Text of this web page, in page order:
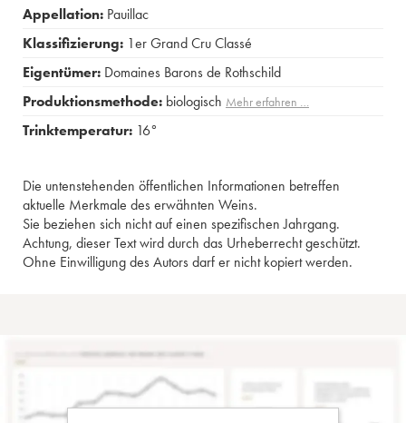
Appellation: Pauillac
Klassifizierung: 1er Grand Cru Classé
Eigentümer: Domaines Barons de Rothschild
Produktionsmethode: biologisch Mehr erfahren …
Trinktemperatur: 16°
Die untenstehenden öffentlichen Informationen betreffen
aktuelle Merkmale des erwähnten Weins.
Sie beziehen sich nicht auf einen spezifischen Jahrgang.
Achtung, dieser Text wird durch das Urheberrecht geschützt.
Ohne Einwilligung des Autors darf er nicht kopiert werden.